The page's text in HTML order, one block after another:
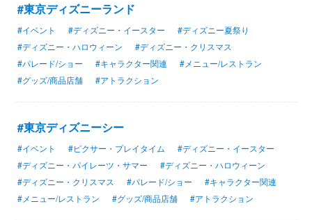
#東京ディズニーランド
#イベント #ディズニー・イースター
#ディズニー夏祭り
#ディズニー・ハロウィーン
#ディズニー・クリスマス
#パレード/ショー
#キャラクター関連
#メニュー/レストラン
#グッズ/商品店舗
#アトラクション
#東京ディズニーシー
#イベント #ピクサー・プレイタイム
#ディズニー・イースター
#ディズニー・パイレーツ・サマー
#ディズニー・ハロウィーン
#ディズニー・クリスマス
#パレード/ショー
#キャラクター関連
#メニュー/レストラン
#グッズ/商品店舗 #アトラクション